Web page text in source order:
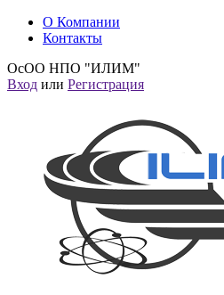
О Компании
Контакты
ОсОО НПО "ИЛИМ"
Вход или Регистрация